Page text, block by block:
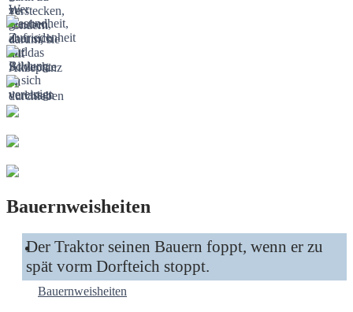
Bauernweisheiten
Der Traktor seinen Bauern foppt, wenn er zu
spät vorm Dorfteich stoppt.
Bauernweisheiten